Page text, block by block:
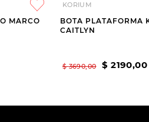
MARCO
KORIUM
BOTA PLATAFORMA
CAITLYN
$ 3690,00 $ 2190,00